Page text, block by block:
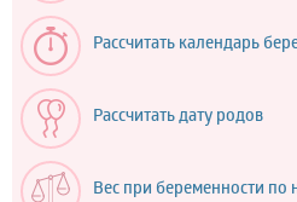
Рассчитать календарь
Рассчитать дату родов
Вес при беременности по